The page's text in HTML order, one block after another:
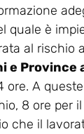
quale è
al rischio
e Province
A
8 ore per
che il